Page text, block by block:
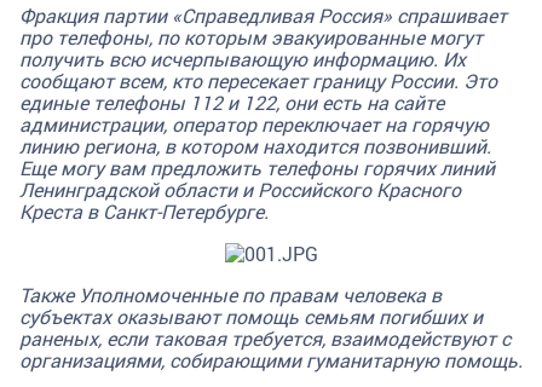
Фракция партии «Справедливая Россия» спрашивает
про телефоны, по которым эвакуированные могут
получить всю исчерпывающую информацию. Их
сообщают всем, кто пересекает границу России. Это
единые телефоны 112 и 122, они есть на сайте
администрации, оператор переключает на горячую
линию региона, в котором находится позвонивший.
Еще могу вам предложить телефоны горячих линий
Ленинградской области и Российского Красного
Креста в Санкт-Петербурге.
Также Уполномоченные по правам человека в
субъектах оказывают помощь семьям погибших и
раненых, если таковая требуется, взаимодействуют с
организациями, собирающими гуманитарную помощь.